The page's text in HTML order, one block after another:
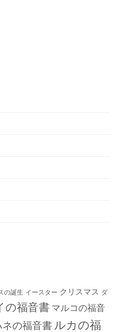
の誕生 イースター クリスマス ダ
の福音書 マルコの福音
ネの福音書 ルカの福